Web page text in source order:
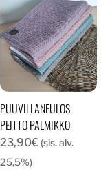
PUUVILLANEULOS
PEITTO PALMIKKO
23,90€ (sis. alv.
25,5%)